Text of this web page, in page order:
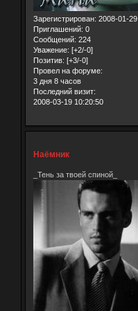
Зарегистрирован: 2008-01-29
Приглашений: 0
Сообщений: 224
Уважение: [+2/-0]
Позитив: [+3/-0]
Провел на форуме:
3 дня 8 часов
Последний визит:
2008-03-19 10:20:50
Наёмник
_Тень за твоей спиной_